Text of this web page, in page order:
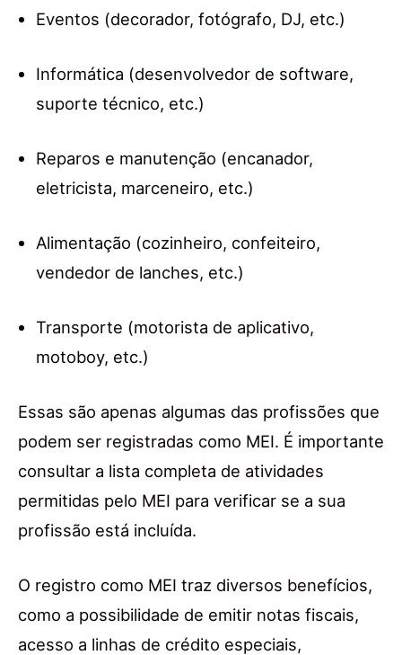
Eventos (decorador, fotógrafo, DJ, etc.)
Informática (desenvolvedor de software,
suporte técnico, etc.)
Reparos e manutenção (encanador,
eletricista, marceneiro, etc.)
Alimentação (cozinheiro, confeiteiro,
vendedor de lanches, etc.)
Transporte (motorista de aplicativo,
motoboy, etc.)
Essas são apenas algumas das profissões que
podem ser registradas como MEI. É importante
consultar a lista completa de atividades
permitidas pelo MEI para verificar se a sua
profissão está incluída.
O registro como MEI traz diversos benefícios,
como a possibilidade de emitir notas fiscais,
acesso a linhas de crédito especiais,